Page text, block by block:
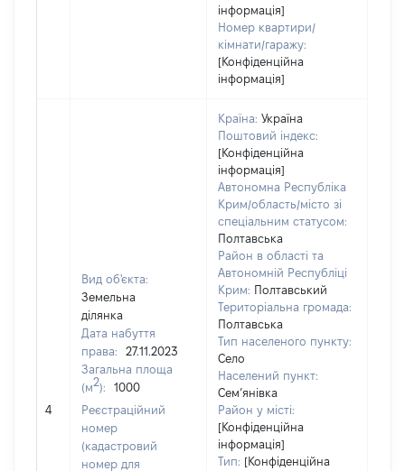
інформація]
Номер квартири/
кімнати/гаражу:
[Конфіденційна
інформація]
4
Вид об'єкта:
Земельна
ділянка
Дата набуття
права:
27.11.2023
Загальна площа
(м2):
1000
Реєстраційний
номер
(кадастровий
номер для
Країна: Україна
Поштовий індекс:
[Конфіденційна
інформація]
Автономна Республіка
Крим/область/місто зі
спеціальним статусом:
Полтавська
Район в області та
Автономній Республіці
Крим: Полтавський
Територіальна громада:
Полтавська
Тип населеного пункту:
Село
Населений пункт:
Сем’янівка
Район у місті:
[Конфіденційна
інформація]
Тип: [Конфіденційна